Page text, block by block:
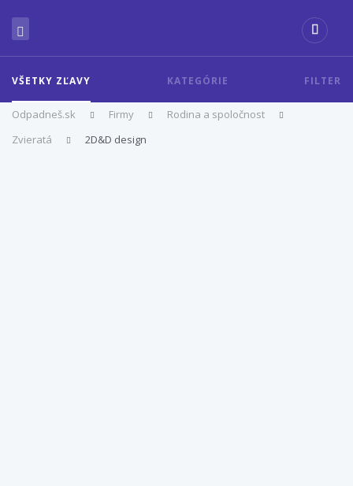
VŠETKY ZĽAVY KATEGÓRIE FILTER
Odpadneš.sk Firmy
Rodina a spoločnost
Zvieratá
2D&D design